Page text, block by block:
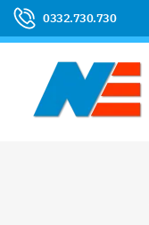
0332.730.730